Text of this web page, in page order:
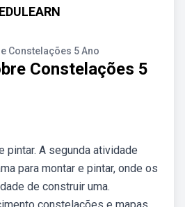
EDULEARN
Constelações 5 Ano
Constelações 5
pintar. A segunda atividade
para montar e pintar, onde os
de construir uma.